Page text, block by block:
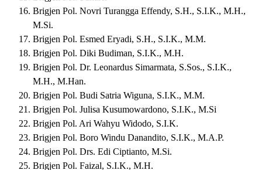
Brigjen Pol. Novri Turangga Effendy, S.H., S.I.K., M.H.,
M.Si.
Brigjen Pol. Esmed Eryadi, S.H., S.I.K., M.M.
Brigjen Pol. Diki Budiman, S.I.K., M.H.
Brigjen Pol. Dr. Leonardus Simarmata, S.Sos., S.I.K.,
M.H., M.Han.
Brigjen Pol. Budi Satria Wiguna, S.I.K., M.M.
Brigjen Pol. Julisa Kusumowardono, S.I.K., M.Si
Brigjen Pol. Ari Wahyu Widodo, S.I.K.
Brigjen Pol. Boro Windu Danandito, S.I.K., M.A.P.
Brigjen Pol. Drs. Edi Ciptianto, M.Si.
Brigjen Pol. Faizal, S.I.K., M.H.